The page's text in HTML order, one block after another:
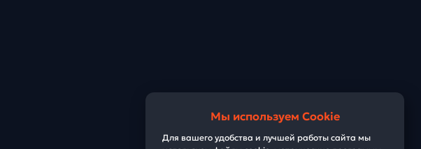
Мы используем Cookie
Для вашего удобства и лучшей работы сайта мы